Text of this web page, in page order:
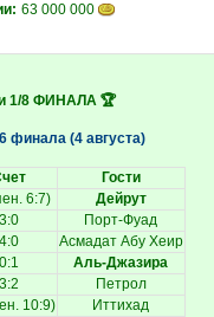
63 000 000
1/8 ФИНАЛА 🏆
финала (4 августа)
Гости
6:7)
Дейрут
3:0
Порт-Фуад
4:0
Асмадат Абу Хеир
0:1
Аль-Джазира
3:2
Петрол
10:9)
Иттихад